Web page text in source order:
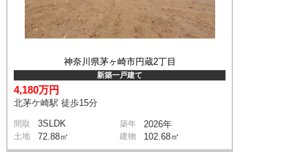
神奈川県茅ヶ崎市円蔵2丁目
新築一戸建て
4,180万円
北茅ケ崎駅 徒歩15分
間取 3SLDK 築年 2026年
土地 72.88㎡ 建物 102.68㎡